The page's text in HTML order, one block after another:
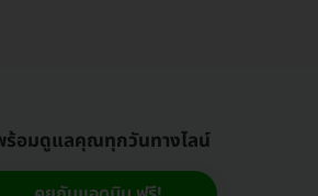
อมดูแลคุณทุกวันทางไลน์